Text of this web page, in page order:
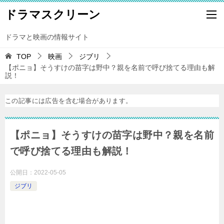
ドラマスクリーン
ドラマと映画の情報サイト
TOP 映画
ジブリ
【ポニョ】そうすけの苗字は野中？親を名前で呼び捨てる理由も解
説！
この記事には広告を含む場合があります。
【ポニョ】そうすけの苗字は野中？親を名前
で呼び捨てる理由も解説！
公開日： 2022-05-05
ジブリ